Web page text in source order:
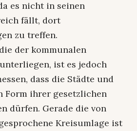
es nicht in seinen
fällt, dort
zu treffen.
der kommunalen
ist es jedoch
dass die Städte und
Form ihrer gesetzlichen
dürfen. Gerade die von
Kreisumlage ist